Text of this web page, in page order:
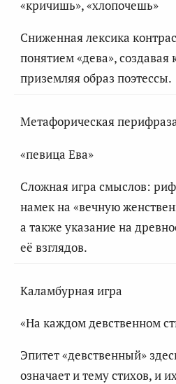
«кричишь», «хлопочешь»
Сниженная лексика
понятием «дева»,
приземляя образ поэтессы.
Метафорическая
«певица Ева»
Сложная игра смыслов:
намек на «вечную
а также указание на
её взглядов.
Каламбурная игра
«На каждом девственном
Эпитет «девственный»
означает и тему стихов, и